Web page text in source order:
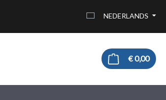
NEDERLANDS
€ 0,00